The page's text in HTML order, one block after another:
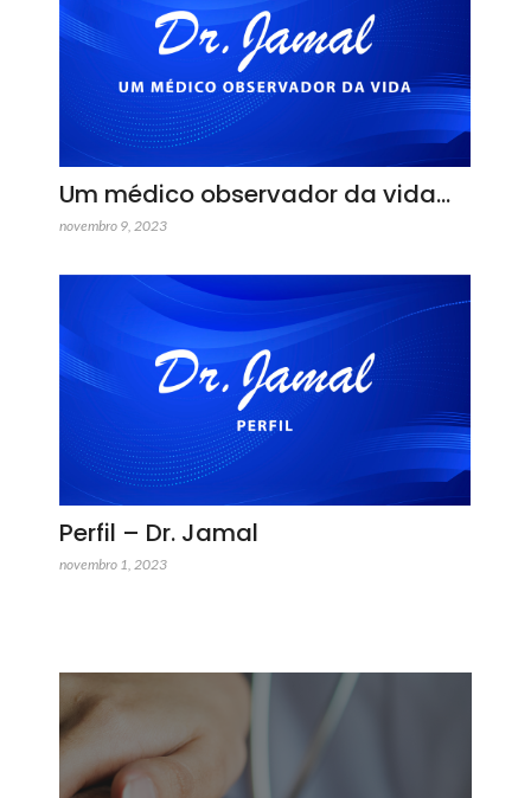
Um médico observador da vida…
novembro 9, 2023
Perfil – Dr. Jamal
novembro 1, 2023